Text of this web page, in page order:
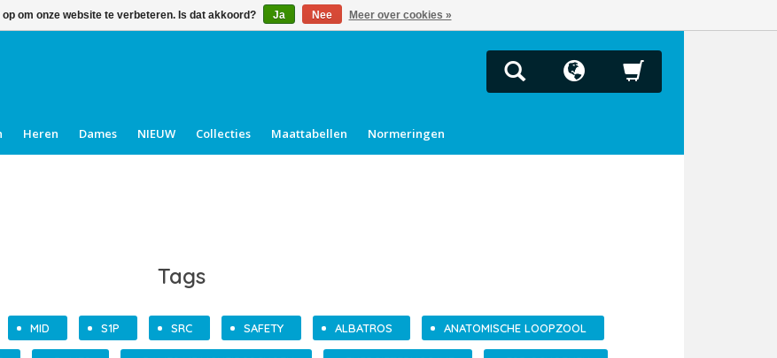
Heren Dames NIEUW Collecties Maattabellen Normeringen
Tags
MID S1P SRC SAFETY ALBATROS ANATOMISCHE LOOPZOOL
om onze website te verbeteren. Is dat akkoord? Ja Nee Meer over cookies »